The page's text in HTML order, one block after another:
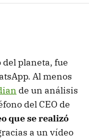
del planeta, fue
Al menos
de un análisis
del CEO de
que se realizó
a un vídeo